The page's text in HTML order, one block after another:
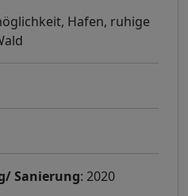
Hafen, ruhige
Sanierung: 2020